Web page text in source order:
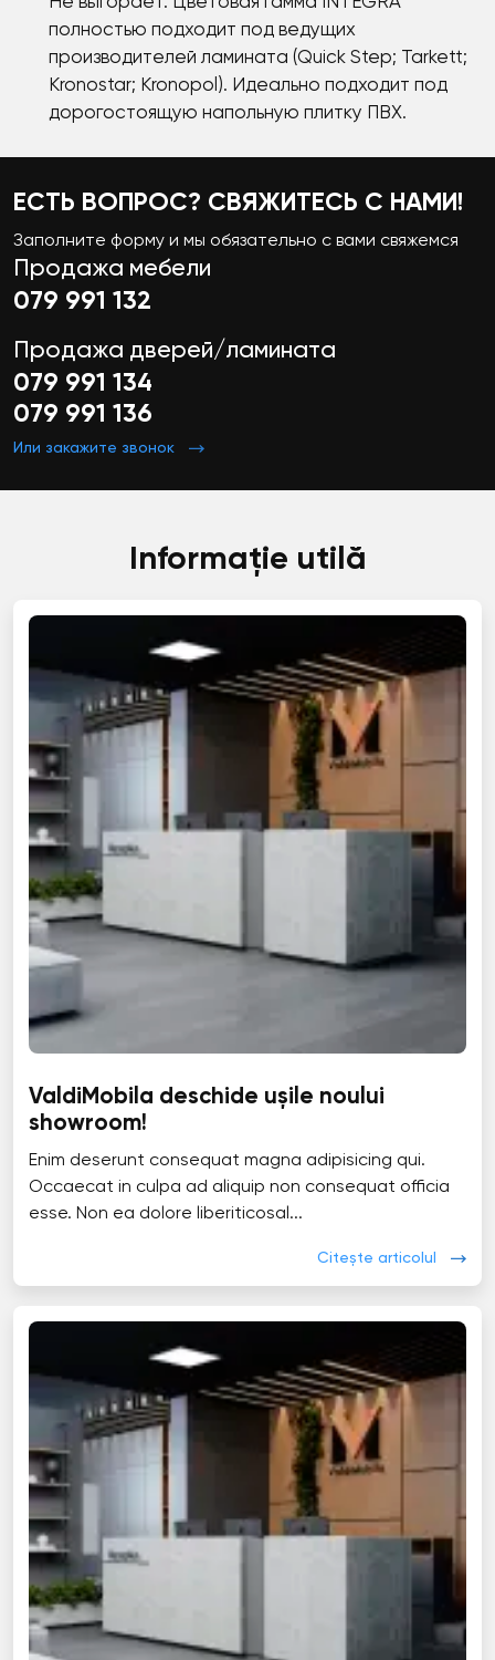
полностью подходит под ведущих
производителей ламината (Quick Step; Tarkett;
Kronostar; Kronopol). Идеально подходит под
дорогостоящую напольную плитку ПВХ.
ЕСТЬ ВОПРОС? СВЯЖИТЕСЬ С НАМИ!
Заполните форму и мы обязательно с вами свяжемся
Продажа мебели
079 991 132
Продажа дверей/ламината
079 991 134
079 991 136
Или закажите звонок
Informație utilă
ValdiMobila deschide ușile noului
showroom!
Enim deserunt consequat magna adipisicing qui.
Occaecat in culpa ad aliquip non consequat officia
esse. Non ea dolore liberiticosal...
Citește articolul